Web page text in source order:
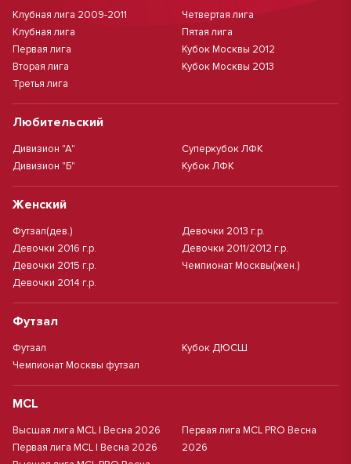
Клубная лига 2009-2011
Клубная лига
Первая лига
Вторая лига
Третья лига
Четвертая лига
Пятая лига
Кубок Москвы 2012
Кубок Москвы 2013
Любительский
Дивизион "А"
Дивизион "Б"
Суперкубок ЛФК
Кубок ЛФК
Женский
Футзал(дев.)
Девочки 2016 г.р.
Девочки 2015 г.р.
Девочки 2014 г.р.
Девочки 2013 г.р.
Девочки 2011/2012 г.р.
Чемпионат Москвы(жен.)
Футзал
Футзал
Чемпионат Москвы футзал
Кубок ДЮСШ
MCL
Высшая лига MCL | Весна 2026
Первая лига MCL | Весна 2026
Первая лига MCL PRO Весна
2026